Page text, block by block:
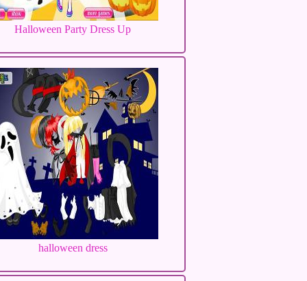
Halloween Party Dress Up
halloween dress